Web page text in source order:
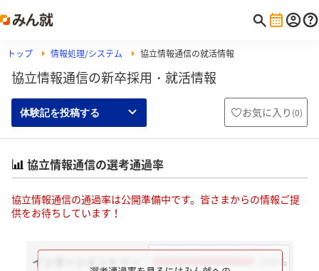
トップ 情報処理/システム 協立情報通信の就活情報
協立情報通信の新卒採用・就活情報
体験記を投稿する お気に入り (0)
協立情報通信の選考通過率
協立情報通信の通過率は公開準備中です。皆さまからの情報ご提
供をお待ちしています！